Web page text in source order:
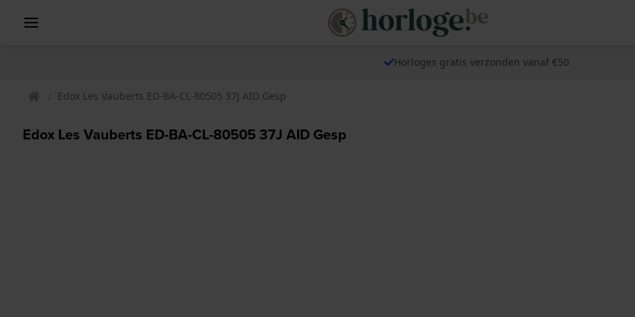
Horloges gratis verzonden vanaf €50
Edox Les Vauberts ED-BA-CL-80505 37J AID Gesp
Edox Les Vauberts ED-BA-CL-80505 37J AID Gesp